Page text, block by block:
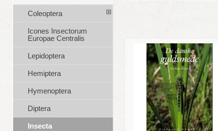
Coleoptera
Icones Insectorum
Europae Centralis
Lepidoptera
Hemiptera
Hymenoptera
Diptera
Insecta